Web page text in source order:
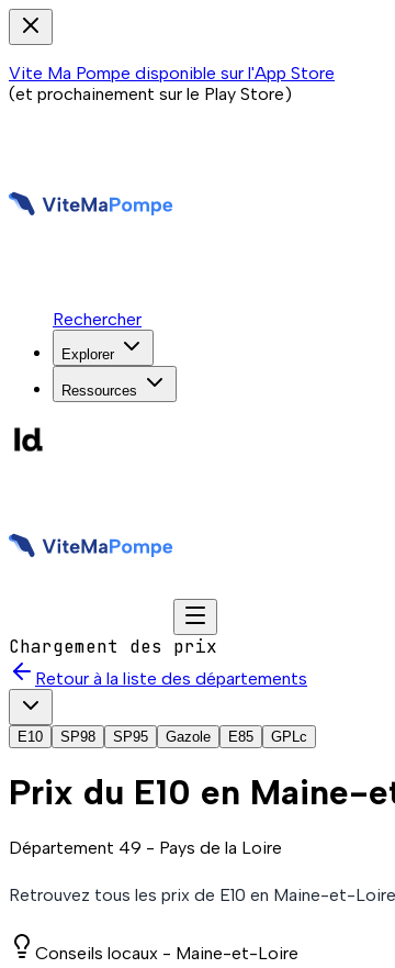
Vite Ma Pompe disponible sur l'App Store
(et prochainement sur le Play Store)
Rechercher
Explorer
Ressources
Chargement des prix
Retour à la liste des départements
E10 SP98 SP95 Gazole E85 GPLc
Prix du E10 en Maine-
Département 49 - Pays de la Loire
Retrouvez tous les prix de E10 en Maine-et-Loire
Conseils locaux - Maine-et-Loire